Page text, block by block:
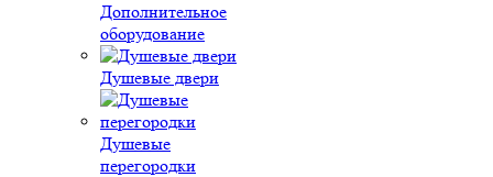
Дополнительное
оборудование
Душевые двери
Душевые
перегородки